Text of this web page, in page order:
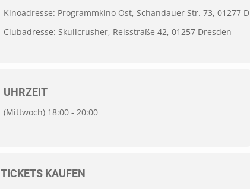
Kinoadresse: Programmkino Ost, Schandauer Str. 73, 01277
Clubadresse: Skullcrusher, Reisstraße 42, 01257 Dresden
UHRZEIT
(Mittwoch) 18:00 - 20:00
TICKETS KAUFEN